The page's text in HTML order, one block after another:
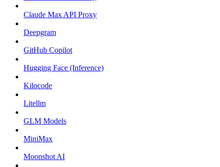
Claude Max API Proxy
Deepgram
GitHub Copilot
Hugging Face (Inference)
Kilocode
Litellm
GLM Models
MiniMax
Moonshot AI